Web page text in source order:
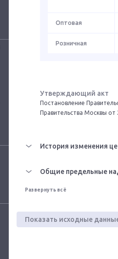
Оптовая
Розничная
Утверждающий акт
Постановление
Правительства Москвы
История изменения
Общие предельные
Развернуть всё
Показать исходные